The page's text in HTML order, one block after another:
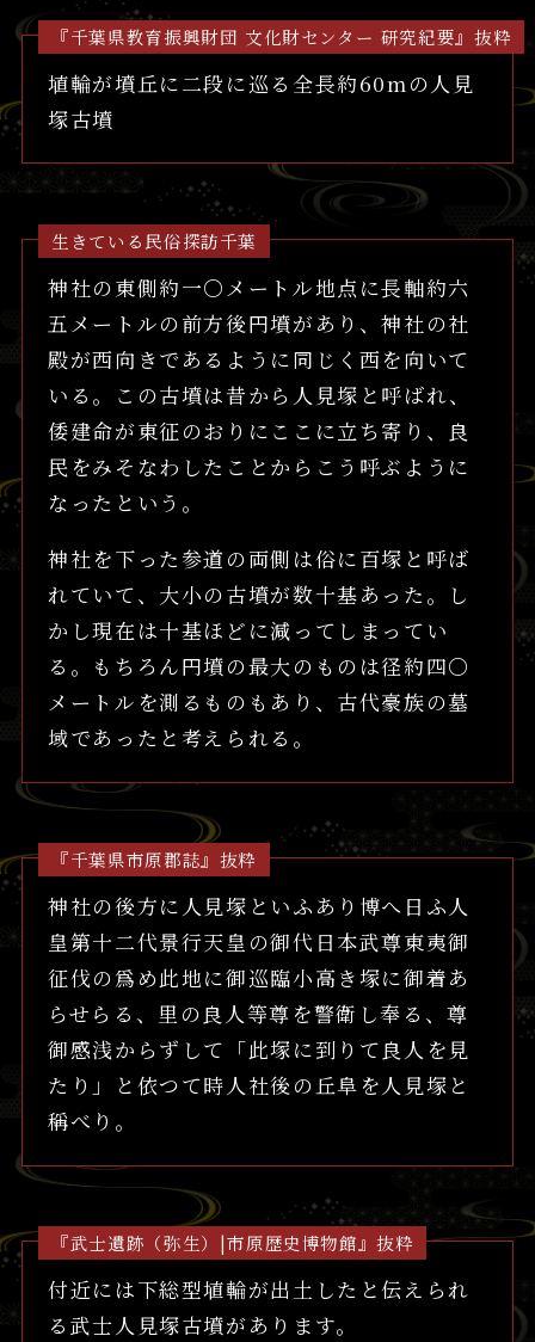
『千葉県教育振興財団 文化財センター 研究紀要』抜粋
埴輪が墳丘に二段に巡る全長約60mの人見
塚古墳
生きている民俗探訪千葉
神社の東側約一〇メートル地点に長軸約六
五メートルの前方後円墳があり、神社の社
殿が西向きであるように同じく西を向いて
いる。この古墳は昔から人見塚と呼ばれ、
倭建命が東征のおりにここに立ち寄り、良
民をみそなわしたことからこう呼ぶように
なったという。
神社を下った参道の両側は俗に百塚と呼ば
れていて、大小の古墳が数十基あった。し
かし現在は十基ほどに減ってしまってい
る。もちろん円墳の最大のものは径約四〇
メートルを測るものもあり、古代豪族の墓
域であったと考えられる。
『千葉県市原郡誌』抜粋
神社の後方に人見塚といふあり博へ日ふ人
皇第十二代景行天皇の御代日本武尊東夷御
征伐の爲め此地に御巡臨小高き塚に御着あ
らせらる、里の良人等尊を警衛し奉る、尊
御感浅からずして「此塚に到りて良人を見
たり」と依つて時人社後の丘阜を人見塚と
稱べり。
『武士遺跡（弥生）|市原歴史博物館』抜粋
付近には下総型埴輪が出土したと伝えられ
る武士人見塚古墳があります。